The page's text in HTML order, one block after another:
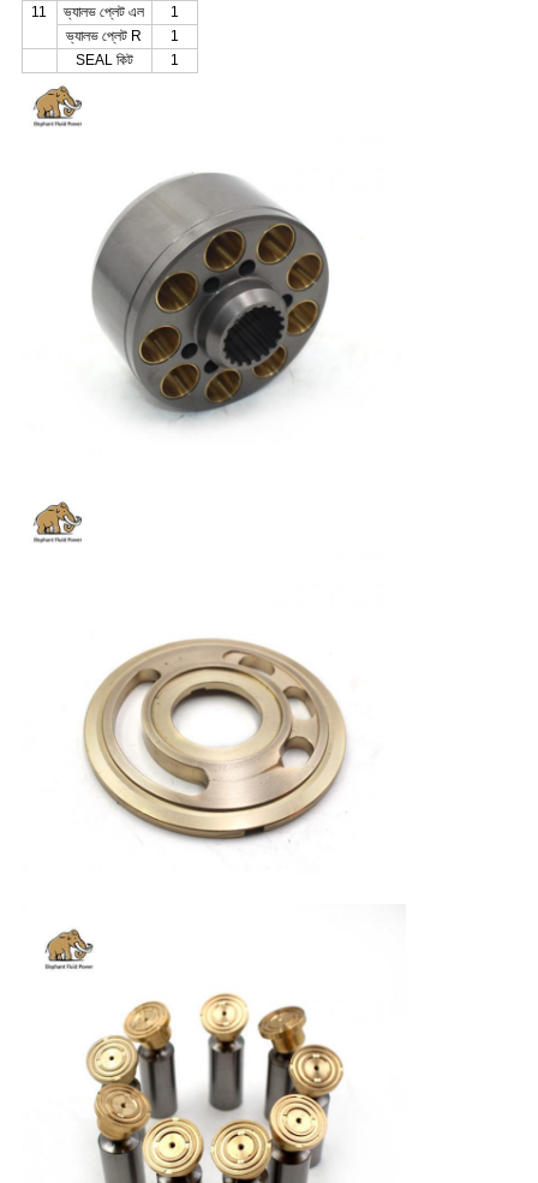
11
ভ্যালভ প্লেট এল
1
ভ্যালভ প্লেট R
1
SEAL কিট
1